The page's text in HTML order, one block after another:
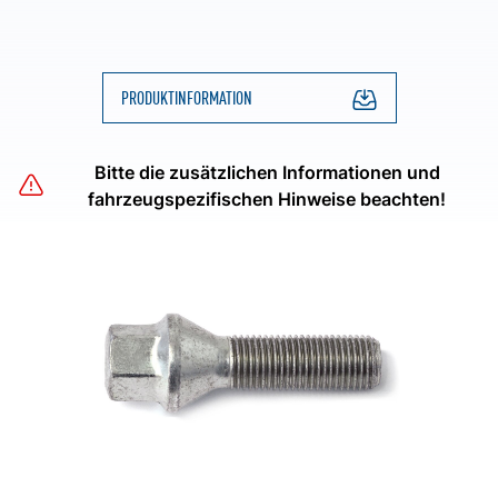
PRODUKTINFORMATION
Bitte die zusätzlichen Informationen und
fahrzeugspezifischen Hinweise beachten!